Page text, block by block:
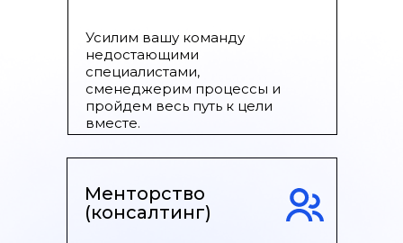
Усилим вашу команду
недостающими
специалистами,
сменеджерим процессы и
пройдем весь путь к цели
вместе.
Менторство
(консалтинг)